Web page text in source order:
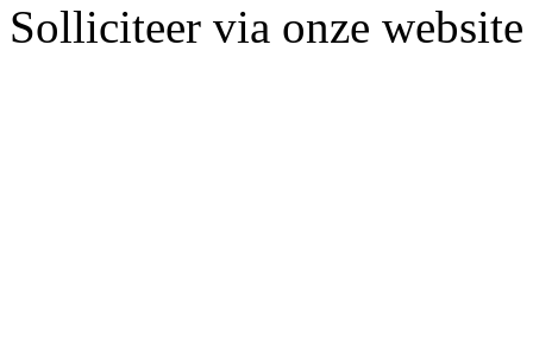
Solliciteer via onze